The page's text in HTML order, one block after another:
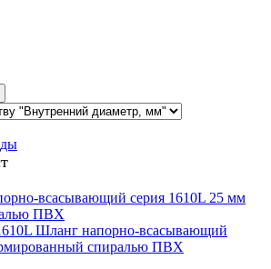
Шланг напорно-всасывающий
спиралью ПВХ